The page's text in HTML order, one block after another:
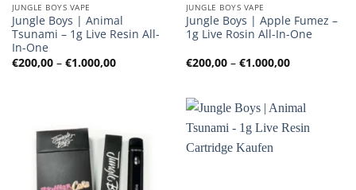
JUNGLE BOYS VAPE
Jungle Boys | Animal
Tsunami – 1g Live Resin All-
In-One
€200,00 – €1.000,00Preisspanne:
€200,00
JUNGLE BOYS VAPE
Jungle Boys | Apple Fumez –
1g Live Rosin All-In-One
€200,00 – €1.000,00
€200,00